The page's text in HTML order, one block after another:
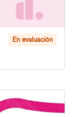
En evaluación